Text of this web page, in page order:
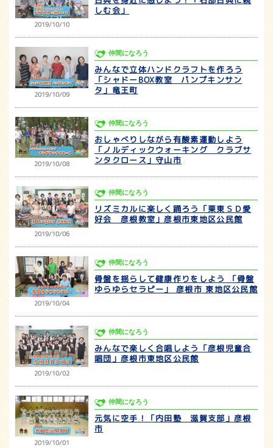
2019/10/10
しむ会」
2019/10/09
仲間になろう
みんなで立体ハンドクラフトを作ろう
「シャドーBOX教室 パンプキンサン
タ」竜王町
2019/10/08
仲間になろう
おしゃべりしながら有酸素運動しよう
「ノルディックウォーキング クラブサ
ンタクロース」守山市
2019/10/06
仲間になろう
リズミカルに楽しく踊ろう「栗東ＳＤ愛
好会 彦根教室」彦根市東地区公民館
2019/10/04
仲間になろう
骨盤を揺らして健康作りをしよう 「骨盤
ゆらゆらセラピー」 彦根市 東地区公民館
2019/10/02
仲間になろう
みんなで楽しく合唱しよう「彦根児童合
唱団」彦根市東地区公民館
2019/10/01
仲間になろう
元気に空手！「内田塾 滋賀支部」彦根
市